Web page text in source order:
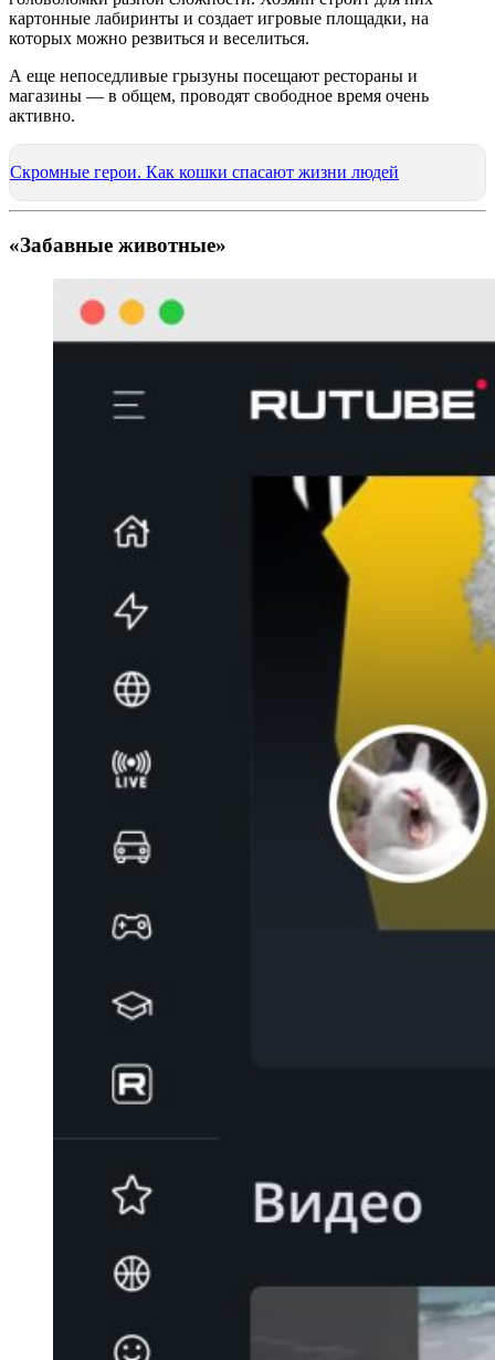
картонные лабиринты и создает игровые площадки, на
которых можно резвиться и веселиться.
А еще непоседливые грызуны посещают рестораны и
магазины — в общем, проводят свободное время очень
активно.
Скромные герои. Как кошки спасают жизни людей
«Забавные животные»